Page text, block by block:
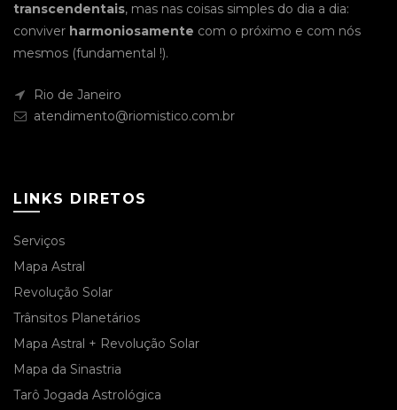
transcendentais, mas nas coisas simples do dia a dia:
conviver harmoniosamente com o próximo e com nós
mesmos (fundamental !).
Rio de Janeiro
atendimento@riomistico.com.br
LINKS DIRETOS
Serviços
Mapa Astral
Revolução Solar
Trânsitos Planetários
Mapa Astral + Revolução Solar
Mapa da Sinastria
Tarô Jogada Astrológica